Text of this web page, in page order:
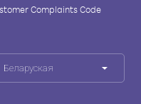
Complaints Code
Беларуская